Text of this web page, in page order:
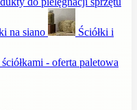
na siano Ściółki i
- oferta paletowa